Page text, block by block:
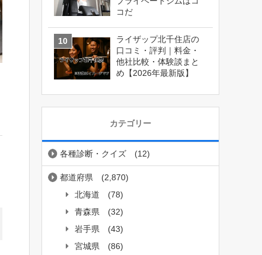
コだ
ライザップ北千住店の
口コミ・評判｜料金・
他社比較・体験談まと
め【2026年最新版】
カテゴリー
各種診断・クイズ (12)
都道府県
(2,870)
北海道
(78)
青森県
(32)
岩手県
(43)
宮城県
(86)